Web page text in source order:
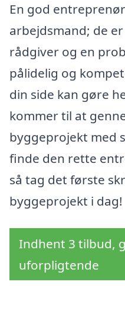
En god
arbejdsmand; de
rådgiver og en
pålidelig og
din side kan gøre
kommer til at
byggeprojekt med
finde den rette
så tag det første
byggeprojekt i dag!
Indhent 3 tilbud,
uforpligtende